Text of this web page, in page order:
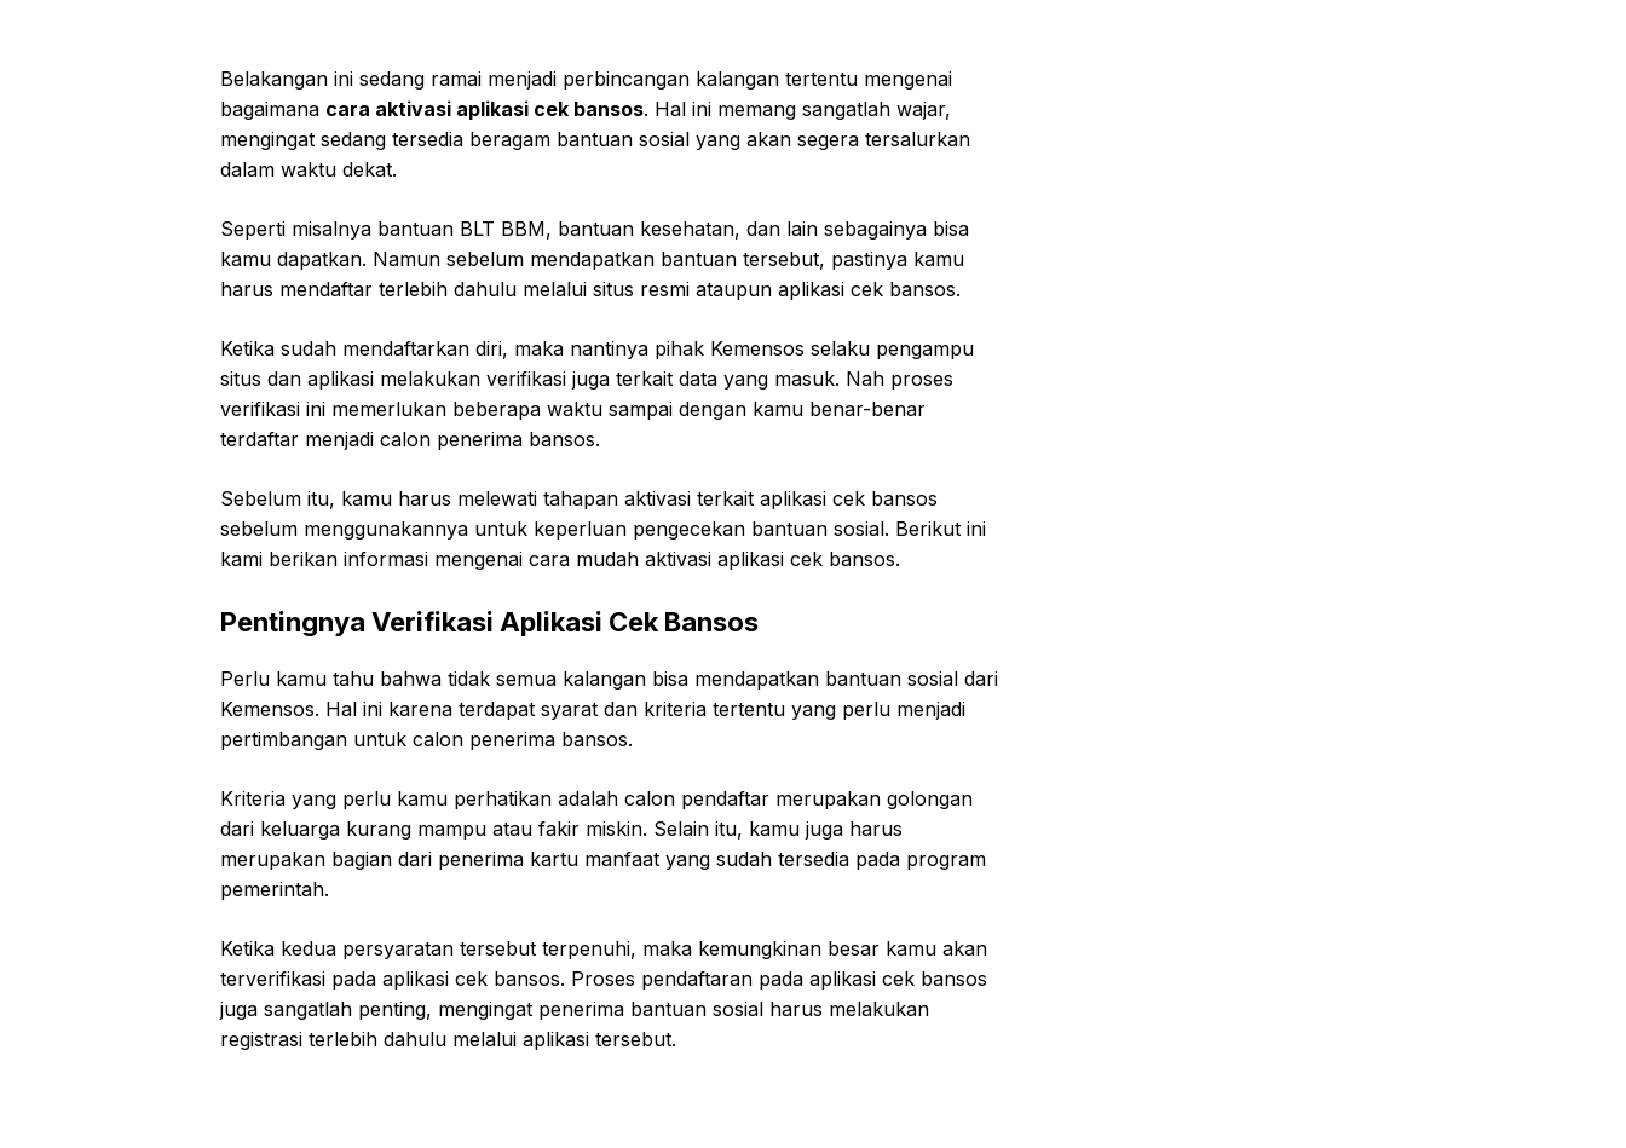
Belakangan ini sedang ramai menjadi perbincangan kalangan tertentu mengenai
bagaimana cara aktivasi aplikasi cek bansos. Hal ini memang sangatlah wajar,
mengingat sedang tersedia beragam bantuan sosial yang akan segera tersalurkan
dalam waktu dekat.
Seperti misalnya bantuan BLT BBM, bantuan kesehatan, dan lain sebagainya bisa
kamu dapatkan. Namun sebelum mendapatkan bantuan tersebut, pastinya kamu
harus mendaftar terlebih dahulu melalui situs resmi ataupun aplikasi cek bansos.
Ketika sudah mendaftarkan diri, maka nantinya pihak Kemensos selaku pengampu
situs dan aplikasi melakukan verifikasi juga terkait data yang masuk. Nah proses
verifikasi ini memerlukan beberapa waktu sampai dengan kamu benar-benar
terdaftar menjadi calon penerima bansos.
Sebelum itu, kamu harus melewati tahapan aktivasi terkait aplikasi cek bansos
sebelum menggunakannya untuk keperluan pengecekan bantuan sosial. Berikut ini
kami berikan informasi mengenai cara mudah aktivasi aplikasi cek bansos.
Pentingnya Verifikasi Aplikasi Cek Bansos
Perlu kamu tahu bahwa tidak semua kalangan bisa mendapatkan bantuan sosial dari
Kemensos. Hal ini karena terdapat syarat dan kriteria tertentu yang perlu menjadi
pertimbangan untuk calon penerima bansos.
Kriteria yang perlu kamu perhatikan adalah calon pendaftar merupakan golongan
dari keluarga kurang mampu atau fakir miskin. Selain itu, kamu juga harus
merupakan bagian dari penerima kartu manfaat yang sudah tersedia pada program
pemerintah.
Ketika kedua persyaratan tersebut terpenuhi, maka kemungkinan besar kamu akan
terverifikasi pada aplikasi cek bansos. Proses pendaftaran pada aplikasi cek bansos
juga sangatlah penting, mengingat penerima bantuan sosial harus melakukan
registrasi terlebih dahulu melalui aplikasi tersebut.